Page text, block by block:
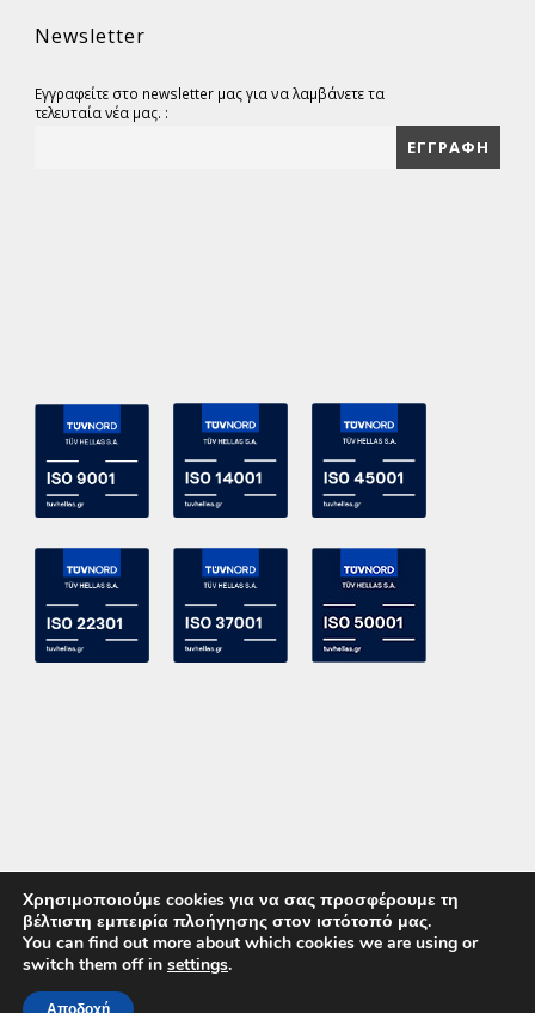
Newsletter
Εγγραφείτε στο newsletter μας για να λαμβάνετε τα
τελευταία νέα μας. :
Copyright 2015 ACE Power Electronics - All Right Reserved
Χρησιμοποιούμε cookies για να σας προσφέρουμε τη
βέλτιστη εμπειρία πλοήγησης στον ιστότοπό μας.
You can find out more about which cookies we are using or
switch them off in settings.